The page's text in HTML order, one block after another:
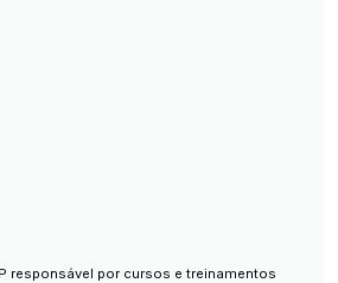
responsável por cursos e treinamentos